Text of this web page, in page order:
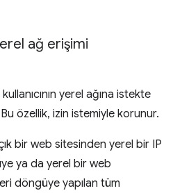
ağ erişimi
yerel ağına istekte
özellik, izin istemiyle korunur.
bir web sitesinden yerel bir IP
ya da yerel bir web
döngüye yapılan tüm